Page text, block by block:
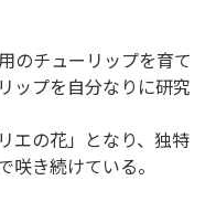
のチューリップを育て
ップを自分なりに研究
エの花」となり、独特
咲き続けている。